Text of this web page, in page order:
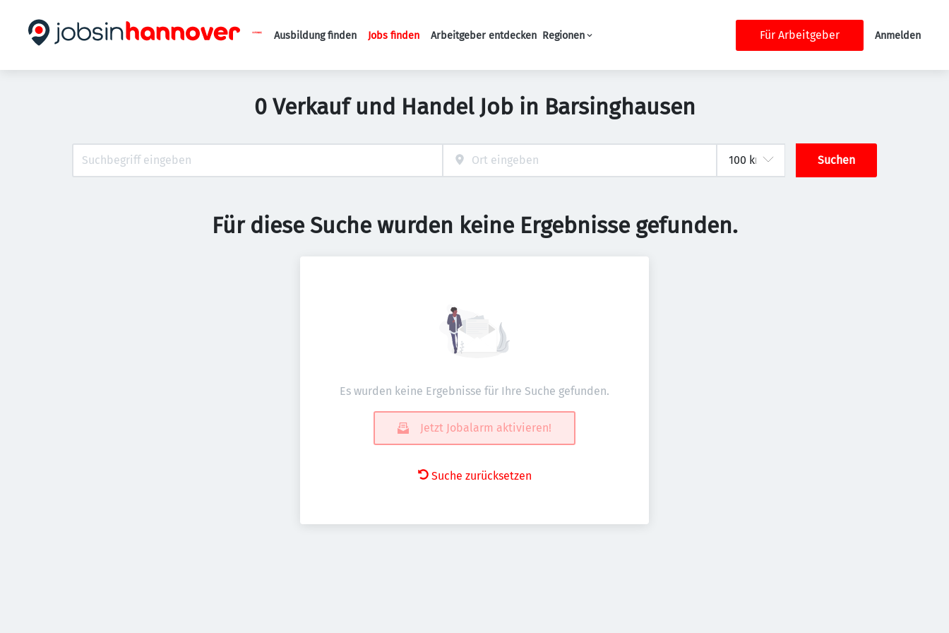
Haupt-Navigation
Ausbildung finden Jobs finden Arbeitgeber entdecken Regionen Für Arbeitgeber Anmelden
0 Verkauf und Handel Job in Barsinghausen
Suchen
Für diese Suche wurden keine Ergebnisse gefunden.
Es wurden keine Ergebnisse für Ihre Suche gefunden.
Jetzt Jobalarm aktivieren!
Suche zurücksetzen